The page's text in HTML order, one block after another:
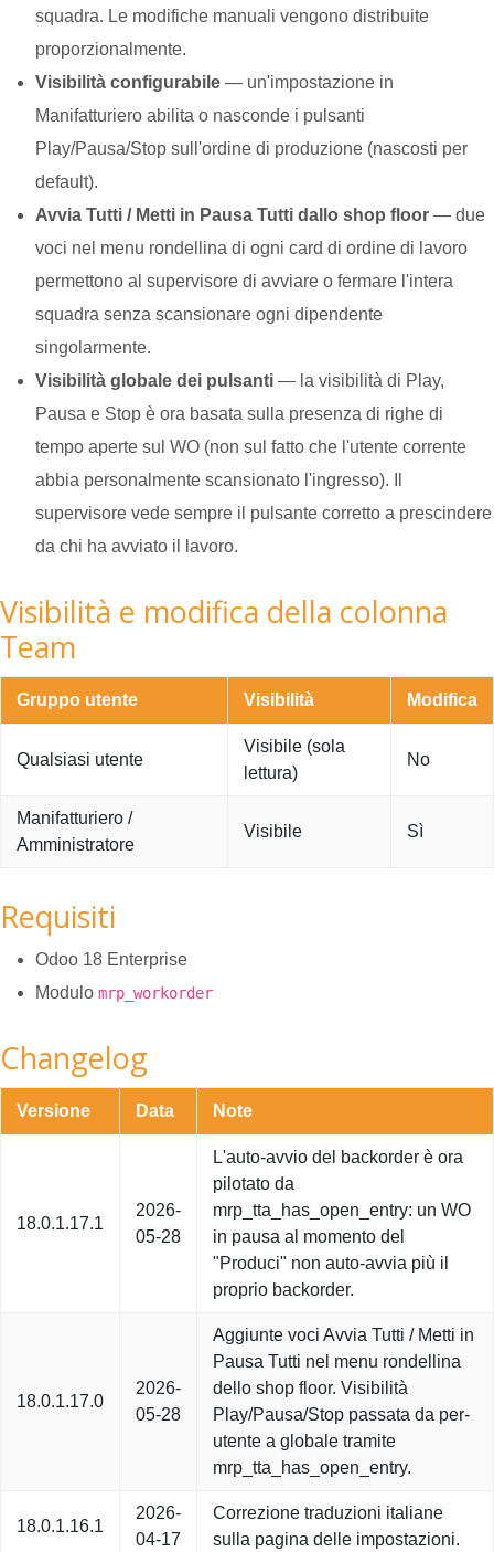
squadra. Le modifiche manuali vengono distribuite
proporzionalmente.
Visibilità configurabile — un'impostazione in
Manifatturiero abilita o nasconde i pulsanti
Play/Pausa/Stop sull'ordine di produzione (nascosti per
default).
Avvia Tutti / Metti in Pausa Tutti dallo shop floor — due
voci nel menu rondellina di ogni card di ordine di lavoro
permettono al supervisore di avviare o fermare l'intera
squadra senza scansionare ogni dipendente
singolarmente.
Visibilità globale dei pulsanti — la visibilità di Play,
Pausa e Stop è ora basata sulla presenza di righe di
tempo aperte sul WO (non sul fatto che l'utente corrente
abbia personalmente scansionato l'ingresso). Il
supervisore vede sempre il pulsante corretto a prescindere
da chi ha avviato il lavoro.
Visibilità e modifica della colonna
Team
Gruppo utente Visibilità Modifica
Qualsiasi utente
Visibile (sola
lettura)
No
Manifatturiero /
Amministratore
Visibile Sì
Requisiti
Odoo 18 Enterprise
Modulo mrp_workorder
Changelog
Versione Data Note
18.0.1.17.1
2026-
05-28
L'auto-avvio del backorder è ora
pilotato da
mrp_tta_has_open_entry: un WO
in pausa al momento del
"Produci" non auto-avvia più il
proprio backorder.
18.0.1.17.0
2026-
05-28
Aggiunte voci Avvia Tutti / Metti in
Pausa Tutti nel menu rondellina
dello shop floor. Visibilità
Play/Pausa/Stop passata da per-
utente a globale tramite
mrp_tta_has_open_entry.
18.0.1.16.1
2026-
04-17
Correzione traduzioni italiane
sulla pagina delle impostazioni.